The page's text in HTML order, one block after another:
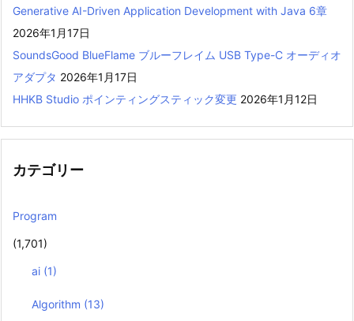
Generative AI-Driven Application Development with Java 6章
2026年1月17日
SoundsGood BlueFlame ブルーフレイム USB Type-C オーディオ
アダプタ 2026年1月17日
HHKB Studio ポインティングスティック変更 2026年1月12日
カテゴリー
Program
(1,701)
ai (1)
Algorithm (13)